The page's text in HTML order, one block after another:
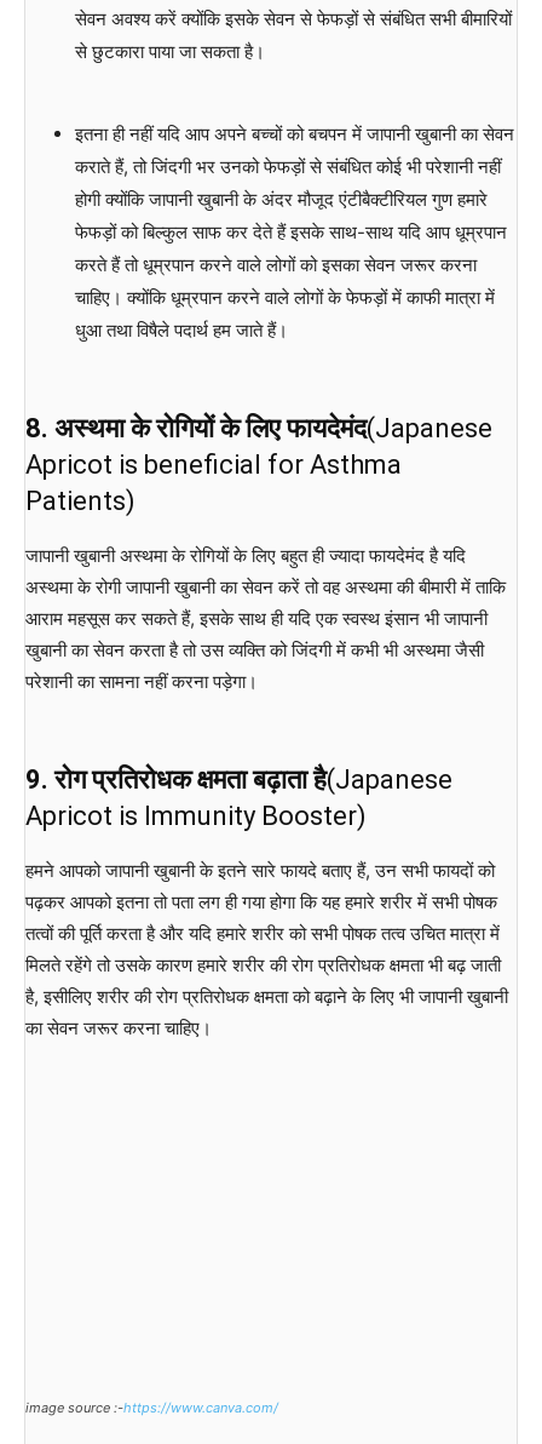
सेवन अवश्य करें क्योंकि इसके सेवन से फेफड़ों से संबंधित सभी बीमारियों
से छुटकारा पाया जा सकता है।
इतना ही नहीं यदि आप अपने बच्चों को बचपन में जापानी खुबानी का सेवन
कराते हैं, तो जिंदगी भर उनको फेफड़ों से संबंधित कोई भी परेशानी नहीं
होगी क्योंकि जापानी खुबानी के अंदर मौजूद एंटीबैक्टीरियल गुण हमारे
फेफड़ों को बिल्कुल साफ कर देते हैं इसके साथ-साथ यदि आप धूम्रपान
करते हैं तो धूम्रपान करने वाले लोगों को इसका सेवन जरूर करना
चाहिए। क्योंकि धूम्रपान करने वाले लोगों के फेफड़ों में काफी मात्रा में
धुआ तथा विषैले पदार्थ हम जाते हैं।
8. अस्थमा के रोगियों के लिए फायदेमंद(Japanese
Apricot is beneficial for Asthma
Patients)
जापानी खुबानी अस्थमा के रोगियों के लिए बहुत ही ज्यादा फायदेमंद है यदि
अस्थमा के रोगी जापानी खुबानी का सेवन करें तो वह अस्थमा की बीमारी में ताकि
आराम महसूस कर सकते हैं, इसके साथ ही यदि एक स्वस्थ इंसान भी जापानी
खुबानी का सेवन करता है तो उस व्यक्ति को जिंदगी में कभी भी अस्थमा जैसी
परेशानी का सामना नहीं करना पड़ेगा।
9. रोग प्रतिरोधक क्षमता बढ़ाता है(Japanese
Apricot is Immunity Booster)
हमने आपको जापानी खुबानी के इतने सारे फायदे बताए हैं, उन सभी फायदों को
पढ़कर आपको इतना तो पता लग ही गया होगा कि यह हमारे शरीर में सभी पोषक
तत्वों की पूर्ति करता है और यदि हमारे शरीर को सभी पोषक तत्व उचित मात्रा में
मिलते रहेंगे तो उसके कारण हमारे शरीर की रोग प्रतिरोधक क्षमता भी बढ़ जाती
है, इसीलिए शरीर की रोग प्रतिरोधक क्षमता को बढ़ाने के लिए भी जापानी खुबानी
का सेवन जरूर करना चाहिए।
image source :-https://www.canva.com/